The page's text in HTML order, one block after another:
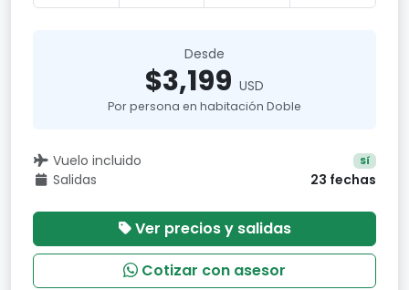
Desde
$3,199 USD
Por persona en habitación Doble
Vuelo incluido Sí
Salidas 23 fechas
Ver precios y salidas
Cotizar con asesor